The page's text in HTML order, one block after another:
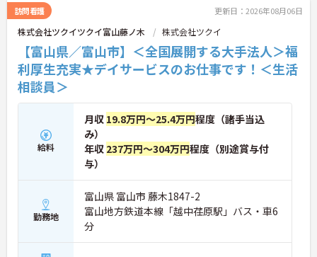
となっており、自分らしいスタイルを維持できる点
も魅力です。在宅系から入居系まで幅広いサービス
に携わることで介護の専門性をさらに高められ、将
来的にはマネジメント層へのキャリアアップも目指
せるため、安定した基盤のもとで長期的な成長が期
待できます。
★おすすめPOINT★
高い収入を獲得できます】
・各施設での現場対応や指導を担うため、多様な環
境で専門性を高められます
・高水準の特別報酬やスクランブル手当などが支給
【年間17日のリフレッシュ休暇があり、私生活と両
立して長く続けられます】
・有給休暇とは別に年間17日間のリフレッシュ休暇
訪問看護 更新日：2026年08月06日
株式会社ツクイツクイ富山藤ノ木 株式会社ツクイ
【富山県／富山市】＜全国展開する大手法人＞福
利厚生充実★デイサービスのお仕事です！＜生活
相談員＞
給料
月収 19.8万円～25.4万円程度（諸手当込
み）
年収 237万円～304万円程度（別途賞与付
与）
勤務地
富山県 富山市 藤木1847-2
富山地方鉄道本線「越中荏原駅」バス・車6
分